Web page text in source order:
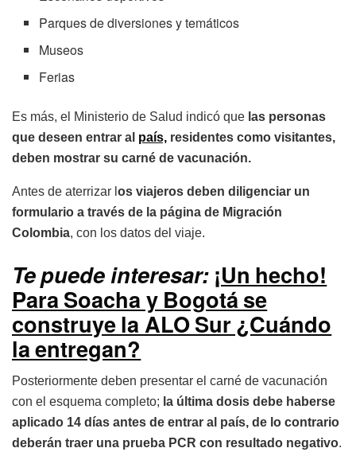
Parques de diversiones y temáticos
Museos
Ferias
Es más, el Ministerio de Salud indicó que las personas
que deseen entrar al país, residentes como visitantes,
deben mostrar su carné de vacunación.
Antes de aterrizar l os viajeros deben diligenciar un
formulario a través de la página de Migración
Colombia, con los datos del viaje.
Te puede interesar: ¡Un hecho!
Para Soacha y Bogotá se
construye la ALO Sur ¿Cuándo
la entregan?
Posteriormente deben presentar el carné de vacunación
con el esquema completo; la última dosis debe haberse
aplicado 14 días antes de entrar al país, de lo contrario
deberán traer una prueba PCR con resultado negativo.